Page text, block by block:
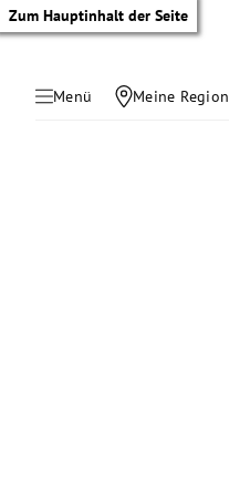
Zum Hauptinhalt der Seite
Menü Meine Region